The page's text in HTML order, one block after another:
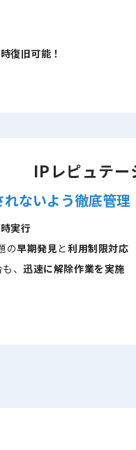
復旧可能！
IPレピュテー
ないよう徹底管理
実行
の早期発見と利用制限対応
も、迅速に解除作業を実施